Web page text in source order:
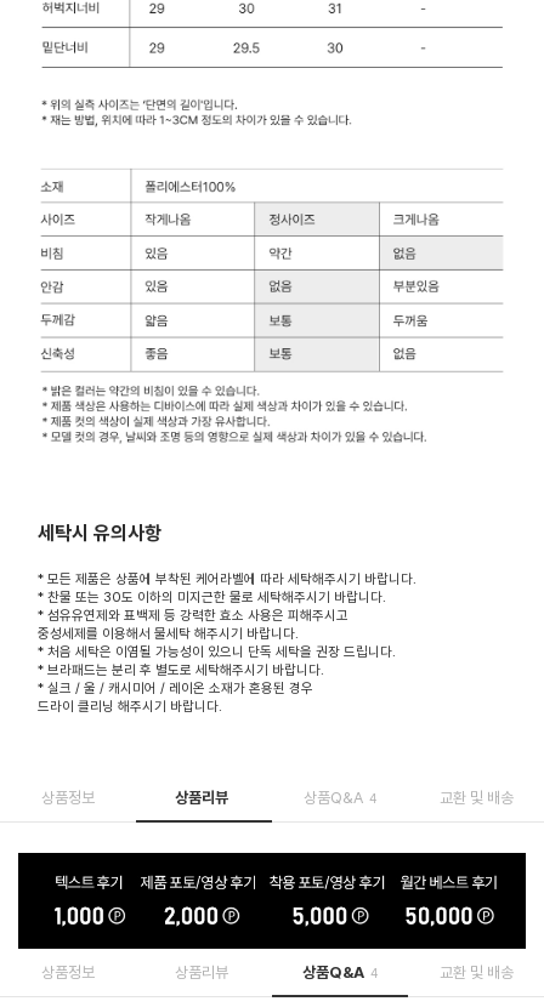
세탁시 유의사항
* 모든 제품은 상품에 부착된 케어라벨에 따라 세탁해주시기 바랍니다.
* 찬물 또는 30도 이하의 미지근한 물로 세탁해주시기 바랍니다.
* 섬유유연제와 표백제 등 강력한 효소 사용은 피해주시고
중성세제를 이용해서 물세탁 해주시기 바랍니다.
* 처음 세탁은 이염될 가능성이 있으니 단독 세탁을 권장 드립니다.
* 브라패드는 분리 후 별도로 세탁해주시기 바랍니다.
* 실크 / 울 / 캐시미어 / 레이온 소재가 혼용된 경우
드라이 클리닝 해주시기 바랍니다.
상품정보 상품리뷰 상품Q&A 4 교환 및 배송
상품정보 상품리뷰 상품Q&A 4 교환 및 배송